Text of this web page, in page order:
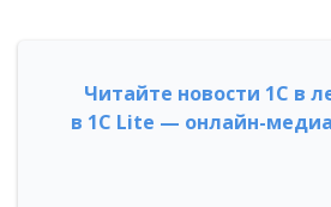
Читайте новости 1С в
в 1С Lite — онлайн-